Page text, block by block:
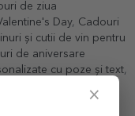
de ziua
Day, Cadouri
și cutii de vin pentru
de aniversare
cu poze și text,
×